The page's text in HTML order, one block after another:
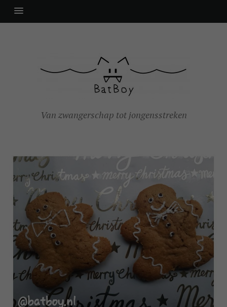
Van zwangerschap tot jongensstreken